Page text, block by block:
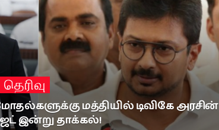
மத்தியில் டிவிகே அரசின்
இன்று தாக்கல்!